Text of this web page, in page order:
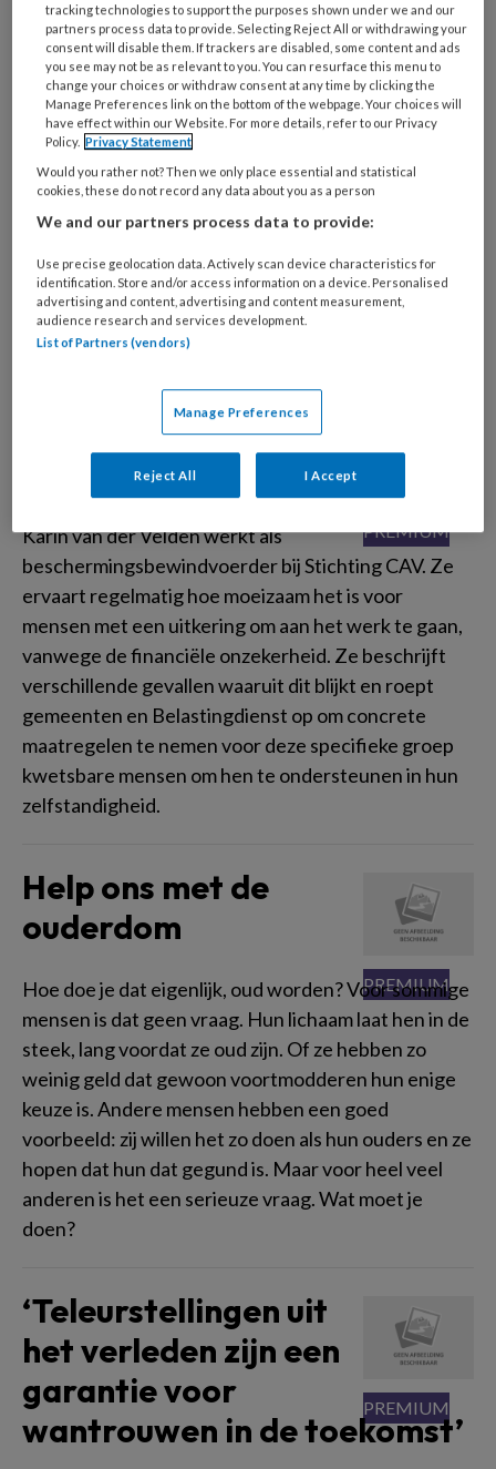
Weten is nog geen
doen
Goede samenwerking tussen ouders en
pleegouders helpt pleegkinderen op te groeien in
twee families en voorkomt breakdowns. Het klinkt
als een open deur, maar weten is nog geen doen.
Vaak is de relatie broos en daardoor kan
handelingsverlegenheid een rol spelen. Hoe kunnen
sociaal werkers in de pleegzorg de samenwerking
versterken en stimuleren?
Aan het werk vanuit
een uitkering
Karin van der Velden werkt als
beschermingsbewindvoerder bij Stichting CAV. Ze
ervaart regelmatig hoe moeizaam het is voor
mensen met een uitkering om aan het werk te gaan,
vanwege de financiële onzekerheid. Ze beschrijft
verschillende gevallen waaruit dit blijkt en roept
gemeenten en Belastingdienst op om concrete
maatregelen te nemen voor deze specifieke groep
kwetsbare mensen om hen te ondersteunen in hun
zelfstandigheid.
Help ons met de
ouderdom
Hoe doe je dat eigenlijk, oud worden? Voor sommige
mensen is dat geen vraag. Hun lichaam laat hen in de
steek, lang voordat ze oud zijn. Of ze hebben zo
weinig geld dat gewoon voortmodderen hun enige
keuze is. Andere mensen hebben een goed
voorbeeld: zij willen het zo doen als hun ouders en ze
hopen dat hun dat gegund is. Maar voor heel veel
anderen is het een serieuze vraag. Wat moet je
doen?
‘Teleurstellingen uit
het verleden zijn een
garantie voor
wantrouwen in de toekomst’
tracking technologies to support the purposes shown under we and our
partners process data to provide. Selecting Reject All or withdrawing your
consent will disable them. If trackers are disabled, some content and ads
you see may not be as relevant to you. You can resurface this menu to
change your choices or withdraw consent at any time by clicking the
Manage Preferences link on the bottom of the webpage. Your choices will
have effect within our Website. For more details, refer to our Privacy
Policy. Privacy Statement
Would you rather not? Then we only place essential and statistical
cookies, these do not record any data about you as a person
We and our partners process data to provide:
Use precise geolocation data. Actively scan device characteristics for
identification. Store and/or access information on a device. Personalised
advertising and content, advertising and content measurement,
audience research and services development.
List of Partners (vendors)
Manage Preferences
Reject All I Accept